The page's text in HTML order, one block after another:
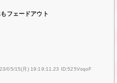
フェードアウト
05/15(月) 19:19:11.23 ID:525VsqoF